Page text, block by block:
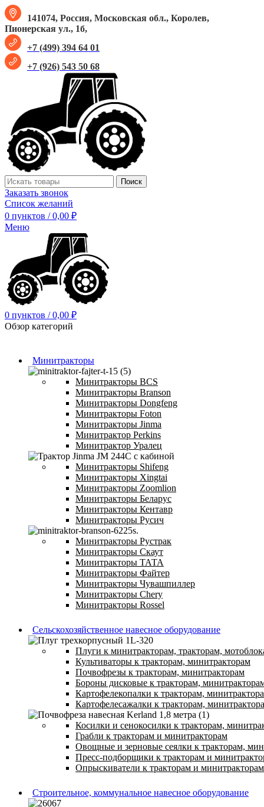
141074, Россия, Московская обл., Королев,
Пионерская ул., 1б,
+7 (499) 394 64 01
+7 (926) 543 50 68
Поиск
Заказать звонок
Список желаний
0 пунктов / 0,00 ₽
Меню
0 пунктов / 0,00 ₽
Обзор категорий
Минитракторы
Минитракторы BCS
Минитракторы Branson
Минитракторы Dongfeng
Минитракторы Foton
Минитракторы Jinma
Минитрактор Perkins
Минитрактор Уралец
Минитракторы Shifeng
Минитракторы Xingtai
Минитракторы Zoomlion
Минитракторы Беларус
Минитракторы Кентавр
Минитракторы Русич
Минитракторы Рустрак
Минитракторы Скаут
Минитракторы ТАТА
Минитракторы Файтер
Минитракторы Чувашпиллер
Минитракторы Chery
Минитракторы Rossel
Сельскохозяйственное навесное оборудование
Плуги к минитракторам, тракторам,
Культиваторы к тракторам, минитракторам
Почвофрезы к тракторам, минитракторам
Бороны дисковые к тракторам,
Картофелекопалки к тракторам,
Картофелесажалки к тракторам,
Косилки и сенокосилки к тракторам,
Грабли к тракторам и минитракторам
Овощные и зерновые сеялки к тракторам,
Пресс-подборщики к тракторам и
Опрыскиватели к тракторам и минитракторам
Строительное, коммунальное навесное оборудование